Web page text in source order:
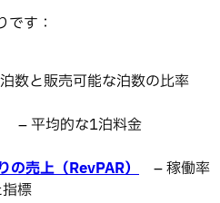
す：
数と販売可能な泊数の比率
– 平均的な1泊料金
の売上（RevPAR） – 稼働率
標